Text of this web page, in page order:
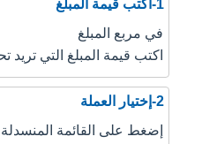
1-اكتب قيمة المبلغ
في مربع المبلغ
اكتب قيمة المبلغ التي تريد
2-إختيار العملة
إضغط على القائمة المنسدلة